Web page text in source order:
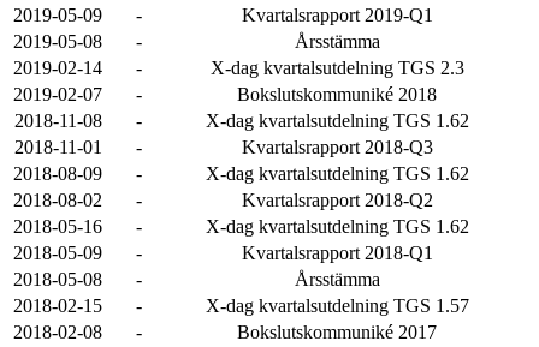
2019-05-09
-
Kvartalsrapport 2019-Q1
2019-05-08
-
Årsstämma
2019-02-14
-
X-dag kvartalsutdelning TGS 2.3
2019-02-07
-
Bokslutskommuniké 2018
2018-11-08
-
X-dag kvartalsutdelning TGS 1.62
2018-11-01
-
Kvartalsrapport 2018-Q3
2018-08-09
-
X-dag kvartalsutdelning TGS 1.62
2018-08-02
-
Kvartalsrapport 2018-Q2
2018-05-16
-
X-dag kvartalsutdelning TGS 1.62
2018-05-09
-
Kvartalsrapport 2018-Q1
2018-05-08
-
Årsstämma
2018-02-15
-
X-dag kvartalsutdelning TGS 1.57
2018-02-08
-
Bokslutskommuniké 2017